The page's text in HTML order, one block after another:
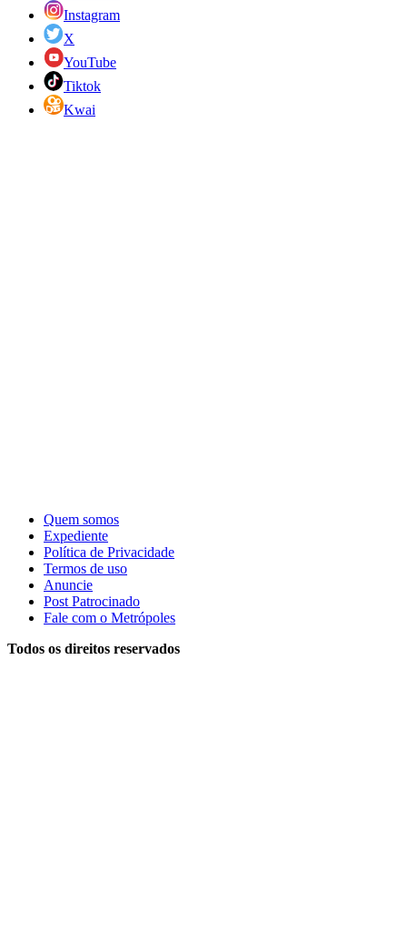
Instagram
X
YouTube
Tiktok
Kwai
Quem somos
Expediente
Política de Privacidade
Termos de uso
Anuncie
Post Patrocinado
Fale com o Metrópoles
Todos os direitos reservados